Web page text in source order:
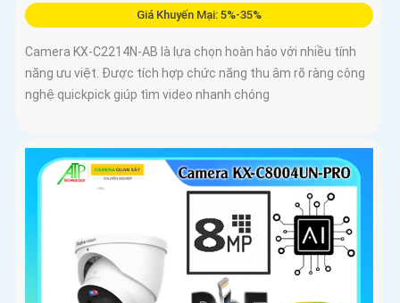
Giá Khuyến Mại: 5%-35%
Camera KX-C2214N-AB là lựa chọn hoàn hảo với nhiều tính
năng ưu việt. Được tích hợp chức năng thu âm rõ ràng công
nghệ quickpick giúp tìm video nhanh chóng